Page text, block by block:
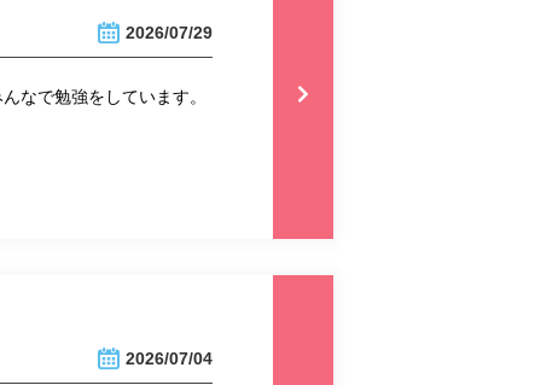
2026/07/29
なで勉強をしています。
2026/07/04